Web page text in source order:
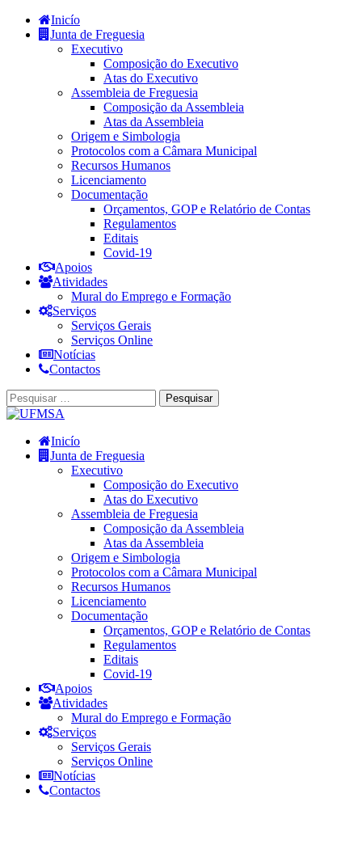
Inicío
Junta de Freguesia
Executivo
Composição do Executivo
Atas do Executivo
Assembleia de Freguesia
Composição da Assembleia
Atas da Assembleia
Origem e Simbologia
Protocolos com a Câmara Municipal
Recursos Humanos
Licenciamento
Documentação
Orçamentos, GOP e Relatório de Contas
Regulamentos
Editais
Covid-19
Apoios
Atividades
Mural do Emprego e Formação
Serviços
Serviços Gerais
Serviços Online
Notícias
Contactos
Inicío
Junta de Freguesia
Executivo
Composição do Executivo
Atas do Executivo
Assembleia de Freguesia
Composição da Assembleia
Atas da Assembleia
Origem e Simbologia
Protocolos com a Câmara Municipal
Recursos Humanos
Licenciamento
Documentação
Orçamentos, GOP e Relatório de Contas
Regulamentos
Editais
Covid-19
Apoios
Atividades
Mural do Emprego e Formação
Serviços
Serviços Gerais
Serviços Online
Notícias
Contactos